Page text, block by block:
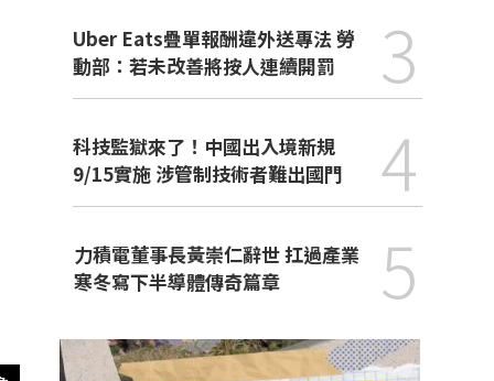
Uber Eats疊單報酬違外送專法 勞
動部：若未改善將按人連續開罰
3
科技監獄來了！中國出入境新規
9/15實施 涉管制技術者難出國門
4
力積電董事長黃崇仁辭世 扛過產業
寒冬寫下半導體傳奇篇章
5